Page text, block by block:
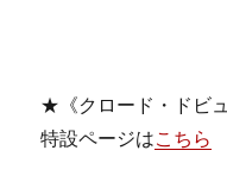
★《クロード・ドビ
特設ページはこちら